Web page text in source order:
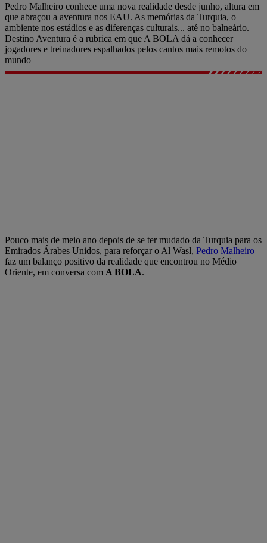
Pedro Malheiro conhece uma nova realidade desde junho, altura em
que abraçou a aventura nos EAU. As memórias da Turquia, o
ambiente nos estádios e as diferenças culturais... até no balneário.
Destino Aventura é a rubrica em que A BOLA dá a conhecer
jogadores e treinadores espalhados pelos cantos mais remotos do
mundo
Pouco mais de meio ano depois de se ter mudado da Turquia para os
Emirados Árabes Unidos, para reforçar o Al Wasl, Pedro Malheiro
faz um balanço positivo da realidade que encontrou no Médio
Oriente, em conversa com A BOLA.